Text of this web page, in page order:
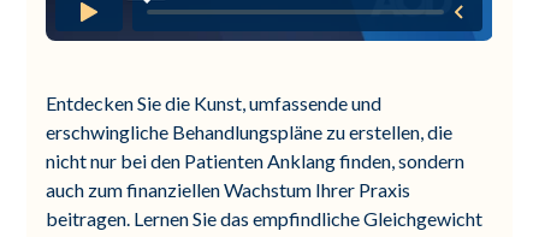
Entdecken Sie die Kunst, umfassende und
erschwingliche Behandlungspläne zu erstellen, die
nicht nur bei den Patienten Anklang finden, sondern
auch zum finanziellen Wachstum Ihrer Praxis
beitragen. Lernen Sie das empfindliche Gleichgewicht